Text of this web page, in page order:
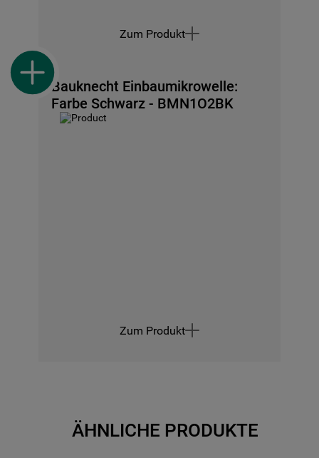
Zum Produkt
Bauknecht Einbaumikrowelle:
Farbe Schwarz - BMN1O2BK
Zum Produkt
ÄHNLICHE PRODUKTE